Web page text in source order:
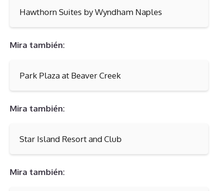
Hawthorn Suites by Wyndham Naples
Mira también:
Park Plaza at Beaver Creek
Mira también:
Star Island Resort and Club
Mira también: